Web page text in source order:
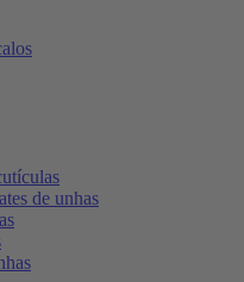
de unhas